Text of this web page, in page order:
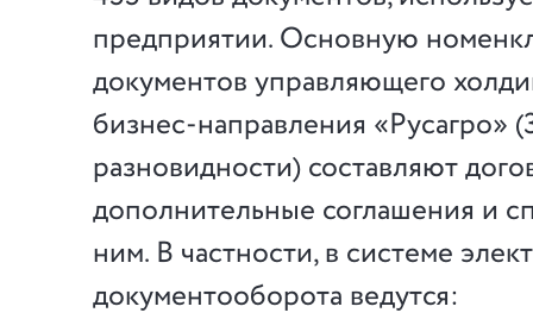
предприятии. Основную
документов управляющего
бизнес-направления «Русагро»
разновидности) составляют
дополнительные соглашения и
ним. В частности, в системе
документооборота ведутся: